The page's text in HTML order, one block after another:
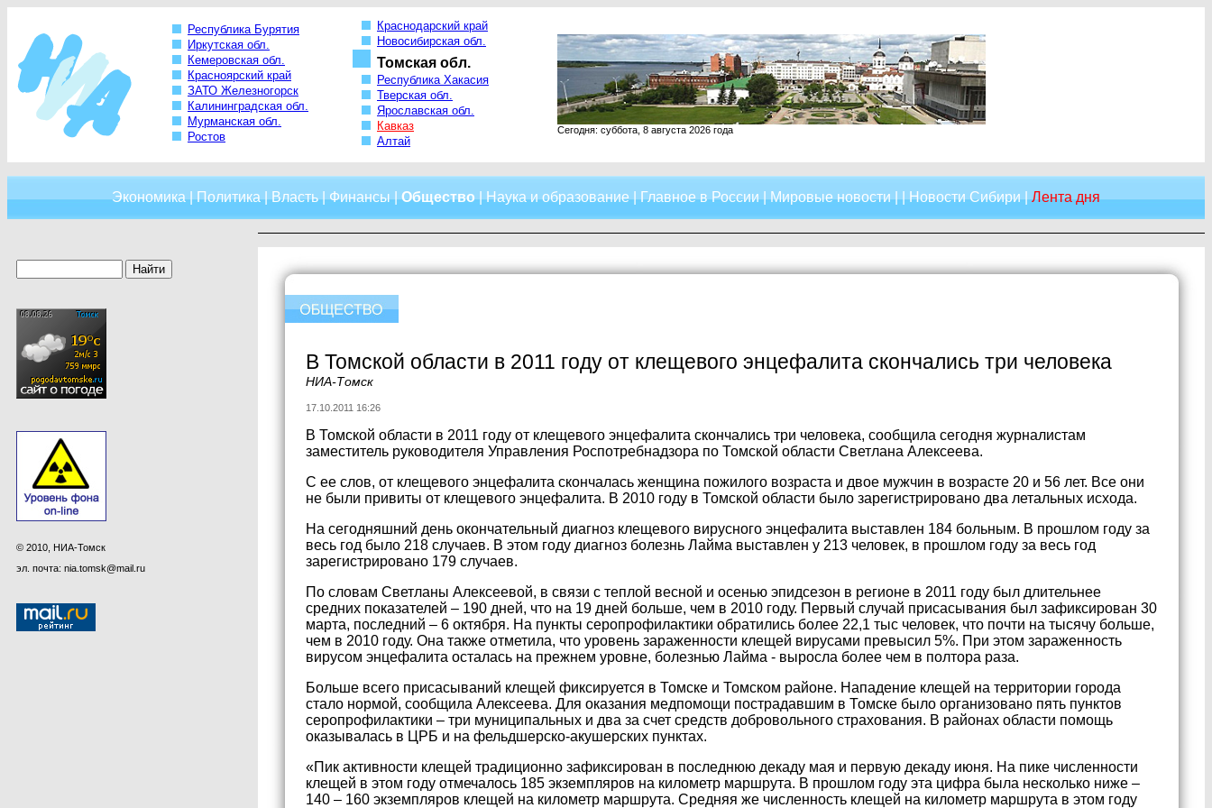
Республика Бурятия
Иркутская обл.
Кемеровская обл.
Красноярский край
ЗАТО Железногорск
Калининградская обл.
Мурманская обл.
Ростов
Краснодарский край
Новосибирская обл.
Томская обл.
Республика Хакасия
Тверская обл.
Ярославская обл.
Кавказ
Алтай
Сегодня: суббота, 8 августа 2026 года
Экономика|Политика|Власть|Финансы|Общество|Наука и образование|Главное в России|Мировые новости| |Новости Сибири|Лента дня
© 2010, НИА-Томск
эл. почта: nia.tomsk@mail.ru
В Томской области в 2011 году от клещевого энцефалита скончались три человека
НИА-Томск
17.10.2011 16:26
В Томской области в 2011 году от клещевого энцефалита скончались три человека, сообщила сегодня журналистам
заместитель руководителя Управления Роспотребнадзора по Томской области Светлана Алексеева.
С ее слов, от клещевого энцефалита скончалась женщина пожилого возраста и двое мужчин в возрасте 20 и 56 лет. Все они
не были привиты от клещевого энцефалита. В 2010 году в Томской области было зарегистрировано два летальных исхода.
На сегодняшний день окончательный диагноз клещевого вирусного энцефалита выставлен 184 больным. В прошлом году за
весь год было 218 случаев. В этом году диагноз болезнь Лайма выставлен у 213 человек, в прошлом году за весь год
зарегистрировано 179 случаев.
По словам Светланы Алексеевой, в связи с теплой весной и осенью эпидсезон в регионе в 2011 году был длительнее
средних показателей – 190 дней, что на 19 дней больше, чем в 2010 году. Первый случай присасывания был зафиксирован 30
марта, последний – 6 октября. На пункты серопрофилактики обратились более 22,1 тыс человек, что почти на тысячу больше,
чем в 2010 году. Она также отметила, что уровень зараженности клещей вирусами превысил 5%. При этом зараженность
вирусом энцефалита осталась на прежнем уровне, болезнью Лайма - выросла более чем в полтора раза.
Больше всего присасываний клещей фиксируется в Томске и Томском районе. Нападение клещей на территории города
стало нормой, сообщила Алексеева. Для оказания медпомощи пострадавшим в Томске было организовано пять пунктов
серопрофилактики – три муниципальных и два за счет средств добровольного страхования. В районах области помощь
оказывалась в ЦРБ и на фельдшерско-акушерских пунктах.
«Пик активности клещей традиционно зафиксирован в последнюю декаду мая и первую декаду июня. На пике численности
клещей в этом году отмечалось 185 экземпляров на километр маршрута. В прошлом году эта цифра была несколько ниже –
140 – 160 экземпляров клещей на километр маршрута. Средняя же численность клещей на километр маршрута в этом году